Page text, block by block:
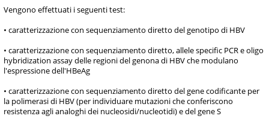
Vengono effettuati i seguenti test:
• caratterizzazione con sequenziamento diretto del genotipo di HBV
• caratterizzazione con sequenziamento diretto, allele specific PCR e oligo
hybridization assay delle regioni del genona di HBV che modulano
l'espressione dell'HBeAg
• caratterizzazione con sequenziamento diretto del gene codificante per
la polimerasi di HBV (per individuare mutazioni che conferiscono
resistenza agli analoghi dei nucleosidi/nucleotidi) e del gene S